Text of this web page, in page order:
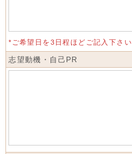
*ご希望日を3日程ほどご記入下さい
志望動機・自己PR